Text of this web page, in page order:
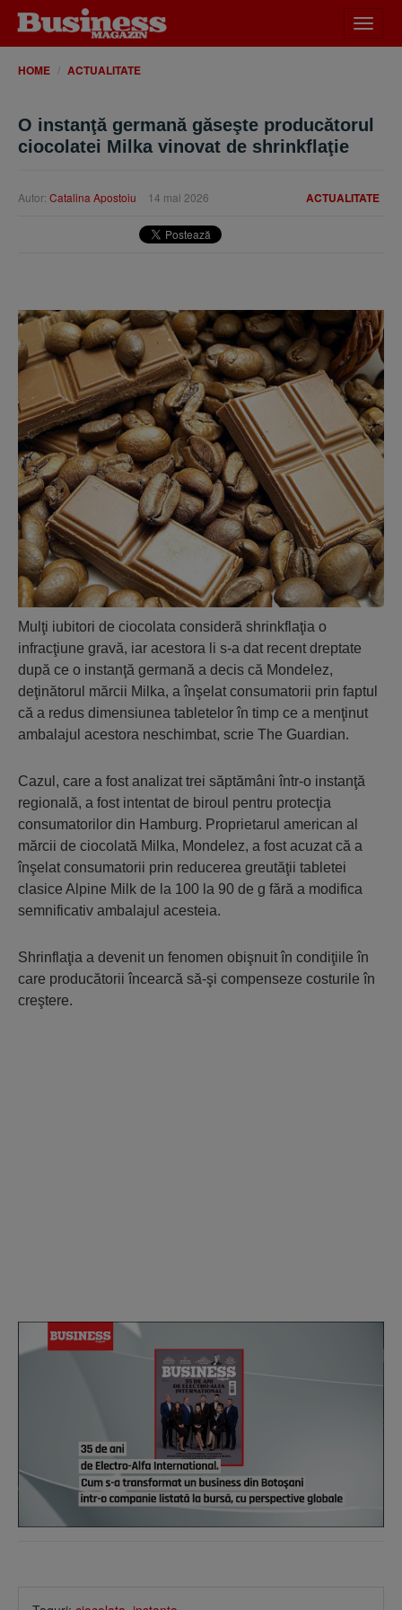
meniu
HOME ACTUALITATE
O instanţă germană găseşte producătorul
ciocolatei Milka vinovat de shrinkflaţie
ACTUALITATE
Autor: Catalina Apostoiu 14 mai 2026
Mulţi iubitori de ciocolata consideră shrinkflaţia o
infracţiune gravă, iar acestora li s-a dat recent dreptate
după ce o instanţă germană a decis că Mondelez,
deţinătorul mărcii Milka, a înşelat consumatorii prin faptul
că a redus dimensiunea tabletelor în timp ce a menţinut
ambalajul acestora neschimbat, scrie The Guardian.
Cazul, care a fost analizat trei săptămâni într-o instanţă
regională, a fost intentat de biroul pentru protecţia
consumatorilor din Hamburg. Proprietarul american al
mărcii de ciocolată Milka, Mondelez, a fost acuzat că a
înşelat consumatorii prin reducerea greutăţii tabletei
clasice Alpine Milk de la 100 la 90 de g fără a modifica
semnificativ ambalajul acesteia.
Shrinflaţia a devenit un fenomen obişnuit în condiţiile în
care producătorii încearcă să-şi compenseze costurile în
creştere.